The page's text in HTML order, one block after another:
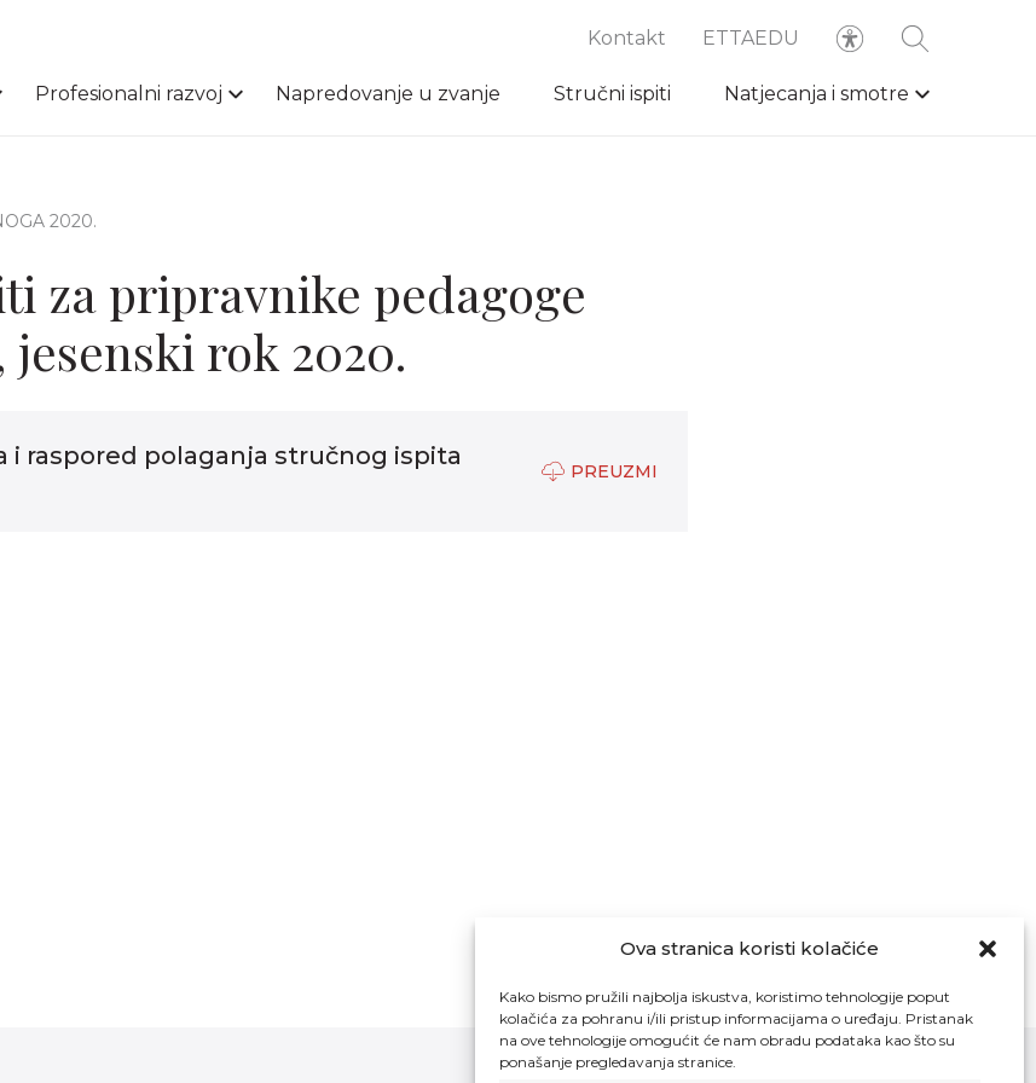
Ova stranica koristi kolačiće
Kako bismo pružili najbolja iskustva, koristimo tehnologije poput
kolačića za pohranu i/ili pristup informacijama o uređaju. Pristanak
na ove tehnologije omogućit će nam obradu podataka kao što su
ponašanje pregledavanja stranice.
Kontakt ETTAEDU
Profesionalni razvoj Napredovanje u zvanje Stručni ispiti Natjecanja i smotre
2020.
za pripravnike pedagoge
jesenski rok 2020.
i raspored polaganja stručnog ispita
PREUZMI